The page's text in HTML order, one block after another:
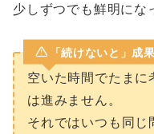
少しずつでも鮮明にな
「続けないと」成
空いた時間でたまに
は進みません。
それではいつも同じ